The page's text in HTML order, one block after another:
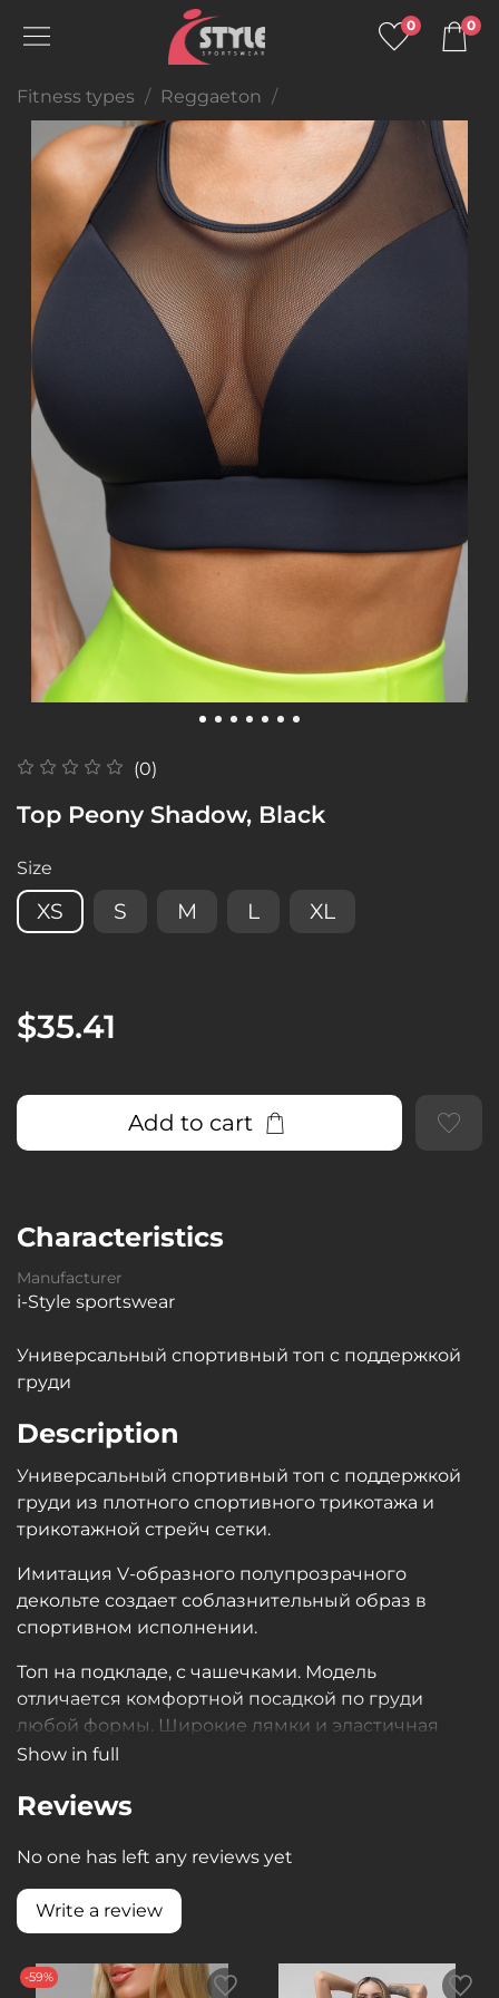
0 0
Fitness types Reggaeton
(0)
Top Peony Shadow, Black
Size
XS S M L XL
$35.41
Add to cart
Characteristics
Manufacturer
i-Style sportswear
Универсальный спортивный топ с поддержкой
груди
Description
Универсальный спортивный топ с поддержкой
груди из плотного спортивного трикотажа и
трикотажной стрейч сетки.
Имитация V-образного полупрозрачного
декольте создает соблазнительный образ в
спортивном исполнении.
Топ на подкладе, с чашечками. Модель
отличается комфортной посадкой по груди
любой формы. Широкие лямки и эластичная
тесьма 5см под грудью гарантируют идеальное
качественный и стильный спортивный топ на
база, проработанная до мельчайших деталей,
станет основой для множества спортивных и
танцевальных образов.
Show in full
Reviews
No one has left any reviews yet
Write a review
-59%